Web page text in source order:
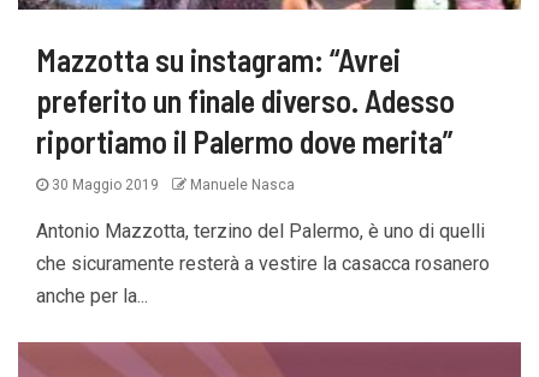
Mazzotta su instagram: “Avrei
preferito un finale diverso. Adesso
riportiamo il Palermo dove merita”
30 Maggio 2019 Manuele Nasca
Antonio Mazzotta, terzino del Palermo, è uno di quelli
che sicuramente resterà a vestire la casacca rosanero
anche per la...